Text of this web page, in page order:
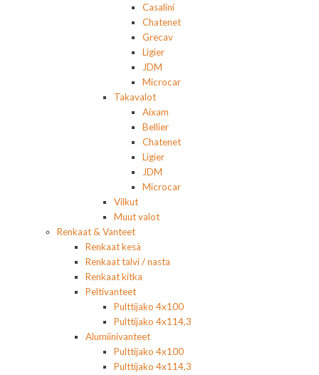
Casalini
Chatenet
Grecav
Ligier
JDM
Microcar
Takavalot
Aixam
Bellier
Chatenet
Ligier
JDM
Microcar
Vilkut
Muut valot
Renkaat & Vanteet
Renkaat kesä
Renkaat talvi / nasta
Renkaat kitka
Peltivanteet
Pulttijako 4x100
Pulttijako 4x114,3
Alumiinivanteet
Pulttijako 4x100
Pulttijako 4x114,3